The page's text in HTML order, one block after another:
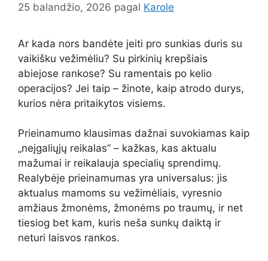
25 balandžio, 2026 pagal Karole
Ar kada nors bandėte įeiti pro sunkias duris su
vaikišku vežimėliu? Su pirkinių krepšiais
abiejose rankose? Su ramentais po kelio
operacijos? Jei taip – žinote, kaip atrodo durys,
kurios nėra pritaikytos visiems.
Prieinamumo klausimas dažnai suvokiamas kaip
„neįgaliųjų reikalas” – kažkas, kas aktualu
mažumai ir reikalauja specialių sprendimų.
Realybėje prieinamumas yra universalus: jis
aktualus mamoms su vežimėliais, vyresnio
amžiaus žmonėms, žmonėms po traumų, ir net
tiesiog bet kam, kuris neša sunkų daiktą ir
neturi laisvos rankos.